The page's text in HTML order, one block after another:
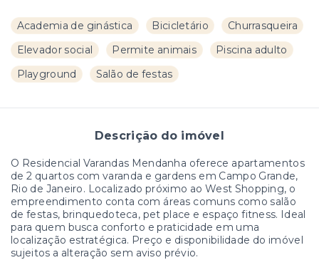
Academia de ginástica Bicicletário
Churrasqueira
Elevador social
Permite animais
Piscina adulto
Playground
Salão de festas
Descrição do imóvel
O Residencial Varandas Mendanha oferece apartamentos
de 2 quartos com varanda e gardens em Campo Grande,
Rio de Janeiro. Localizado próximo ao West Shopping, o
empreendimento conta com áreas comuns como salão
de festas, brinquedoteca, pet place e espaço fitness. Ideal
para quem busca conforto e praticidade em uma
localização estratégica. Preço e disponibilidade do imóvel
sujeitos a alteração sem aviso prévio.